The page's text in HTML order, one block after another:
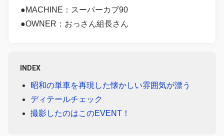
●MACHINE：スーパーカブ90
●OWNER：おっさん組長さん
INDEX
昭和の単車を再現した懐かしい雰囲気が漂う
ディテールチェック
撮影したのはこのEVENT！